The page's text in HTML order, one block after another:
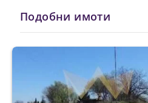
Подобни имоти